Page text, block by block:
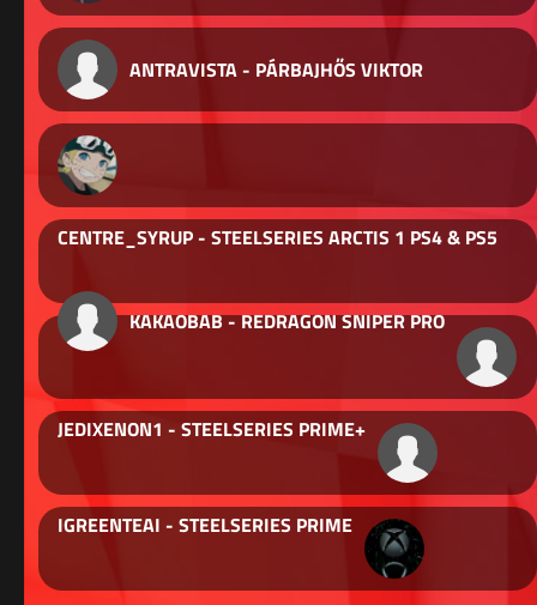
ANTRAVISTA - PÁRBAJHŐS VIKTOR
CENTRE_SYRUP - STEELSERIES ARCTIS 1 PS4 & PS5
KAKAOBAB - REDRAGON SNIPER PRO
JEDIXENON1 - STEELSERIES PRIME+
IGREENTEAI - STEELSERIES PRIME